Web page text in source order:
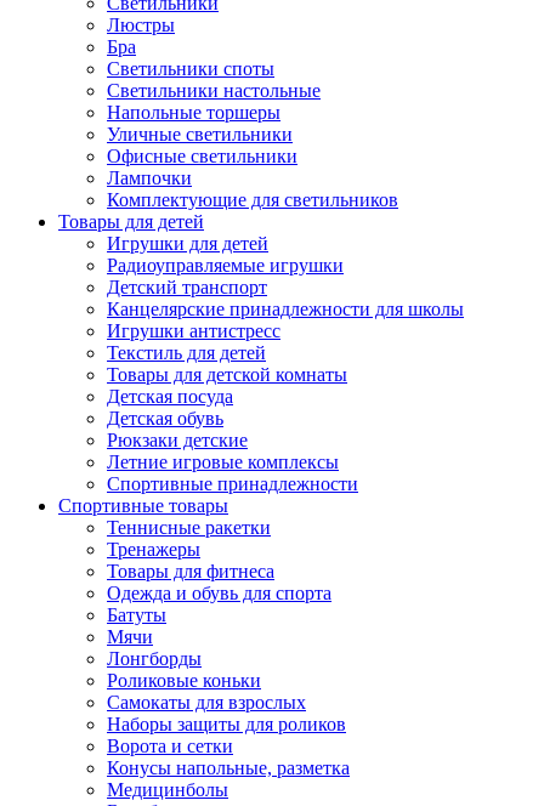
Люстры
Бра
Светильники споты
Светильники настольные
Напольные торшеры
Уличные светильники
Офисные светильники
Лампочки
Комплектующие для светильников
Товары для детей
Игрушки для детей
Радиоуправляемые игрушки
Детский транспорт
Канцелярские принадлежности для школы
Игрушки антистресс
Текстиль для детей
Товары для детской комнаты
Детская посуда
Детская обувь
Рюкзаки детские
Летние игровые комплексы
Спортивные принадлежности
Спортивные товары
Теннисные ракетки
Тренажеры
Товары для фитнеса
Одежда и обувь для спорта
Батуты
Мячи
Лонгборды
Роликовые коньки
Самокаты для взрослых
Наборы защиты для роликов
Ворота и сетки
Конусы напольные, разметка
Медицинболы